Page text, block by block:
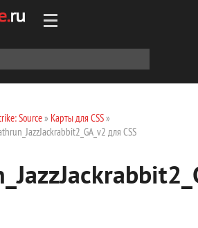
Source» Карты для CSS»
для CSS